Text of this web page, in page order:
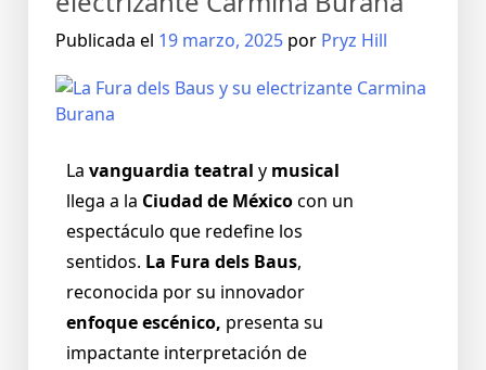
Publicada el 19 marzo, 2025 por Pryz Hill
La vanguardia teatral y musical
llega a la Ciudad de Méxicocon un
espectáculo que redefine los
sentidos. La Fura dels Baus,
reconocida por su innovador
enfoque escénico, presenta su
impactante interpretación de